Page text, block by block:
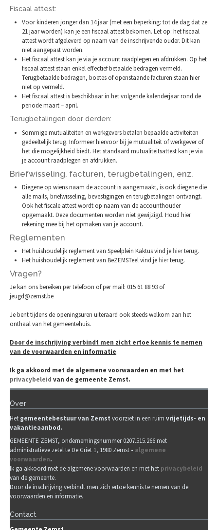
Fiscaal attest:
Voor kinderen jonger dan 14 jaar (met een beperking: tot de dag dat ze
21 jaar worden) kan je een fiscaal attest bekomen. Let op: het fiscaal
attest wordt afgeleverd op naam van de inschrijvende ouder. Dit kan
niet aangepast worden.
Het fiscaal attest kan je via je account raadplegen en afdrukken. Op het
fiscaal attest staan enkel effectief betaalde bedragen vermeld.
Terugbetaalde bedragen, boetes of openstaande facturen staan hier
niet op vermeld.
Het fiscaal attest is beschikbaar in het volgende kalenderjaar rond de
periode maart – april.
Terugbetalingen door derden:
Sommige mutualiteiten en werkgevers betalen bepaalde activiteiten
gedeeltelijk terug. Informeer hiervoor bij je mutualiteit of werkgever of
het die mogelijkheid biedt. Het standaard mutualiteitsattest kan je via
je account raadplegen en afdrukken.
Briefwisseling, facturen, terugbetalingen, enz.
Diegene op wiens naam de account is aangemaakt, is ook diegene die
alle mails, briefwisseling, bevestigingen en terugbetalingen ontvangt.
Ook het fiscale attest wordt op naam van de accounthouder
opgemaakt. Deze documenten worden niet gewijzigd. Houd hier
rekening mee bij het opmaken van je account.
Reglementen
Het huishoudelijk reglement van Speelplein Kaktus vind je hierterug.
Het huishoudelijk reglement van BeZEMSTeel vind je hierterug.
Vragen?
Je kan ons bereiken per telefoon of per mail: 015 61 88 93 of
jeugd@zemst.be
Je bent tijdens de openingsuren uiteraard ook steeds welkom aan het
onthaal van het gemeentehuis.
Door de inschrijving verbindt men zicht ertoe kennis te nemen
van de voorwaarden en informatie.
Ik ga akkoord met de algemene voorwaarden en met het
privacybeleid van de gemeente Zemst.
Over
Het gemeentebestuur van Zemst voorziet in een ruim vrijetijds- en
vakantieaanbod.
GEMEENTE ZEMST, ondernemingsnummer 0207.515.266 met
administratieve zetel te De Griet 1, 1980 Zemst - algemene
voorwaarden.
Ik ga akkoord met de algemene voorwaarden en met het privacybeleid
van de gemeente.
Door de inschrijving verbindt men zich ertoe kennis te nemen van de
voorwaarden en informatie.
Contact